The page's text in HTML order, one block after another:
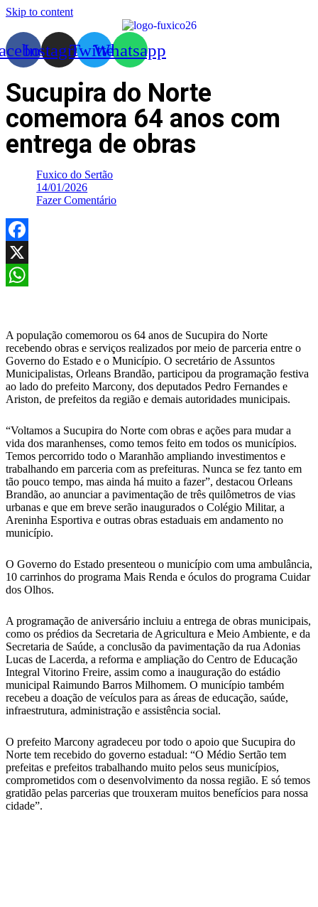
Skip to content
InstagramTwitterWhatsapp
Sucupira do Norte
comemora 64 anos com
entrega de obras
Fuxico do Sertão
14/01/2026
Fazer Comentário
Facebook
X
A população comemorou os 64 anos de Sucupira do Norte
recebendo obras e serviços realizados por meio de parceria entre o
Governo do Estado e o Município. O secretário de Assuntos
Municipalistas, Orleans Brandão, participou da programação festiva
ao lado do prefeito Marcony, dos deputados Pedro Fernandes e
Ariston, de prefeitos da região e demais autoridades municipais.
“Voltamos a Sucupira do Norte com obras e ações para mudar a
vida dos maranhenses, como temos feito em todos os municípios.
Temos percorrido todo o Maranhão ampliando investimentos e
trabalhando em parceria com as prefeituras. Nunca se fez tanto em
tão pouco tempo, mas ainda há muito a fazer”, destacou Orleans
Brandão, ao anunciar a pavimentação de três quilômetros de vias
urbanas e que em breve serão inaugurados o Colégio Militar, a
Areninha Esportiva e outras obras estaduais em andamento no
município.
O Governo do Estado presenteou o município com uma ambulância,
10 carrinhos do programa Mais Renda e óculos do programa Cuidar
dos Olhos.
A programação de aniversário incluiu a entrega de obras municipais,
como os prédios da Secretaria de Agricultura e Meio Ambiente, e da
Secretaria de Saúde, a conclusão da pavimentação da rua Adonias
Lucas de Lacerda, a reforma e ampliação do Centro de Educação
Integral Vitorino Freire, assim como a inauguração do estádio
municipal Raimundo Barros Milhomem. O município também
recebeu a doação de veículos para as áreas de educação, saúde,
infraestrutura, administração e assistência social.
O prefeito Marcony agradeceu por todo o apoio que Sucupira do
Norte tem recebido do governo estadual: “O Médio Sertão tem
prefeitas e prefeitos trabalhando muito pelos seus municípios,
comprometidos com o desenvolvimento da nossa região. E só temos
gratidão pelas parcerias que trouxeram muitos benefícios para nossa
cidade”.